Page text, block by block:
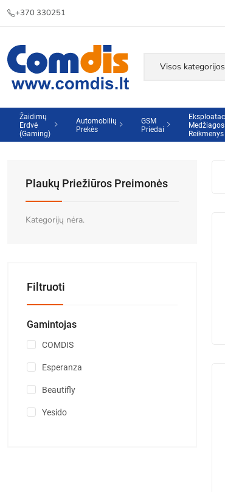
+370 330251
Žaidimų
Erdvė
(Gaming)
Automobilių
Prekės
GSM
Priedai
Reikmenys
Plaukų Priežiūros Preimonės
Kategorijų nėra.
Filtruoti
Gamintojas
COMDIS
Esperanza
Beautifly
Yesido